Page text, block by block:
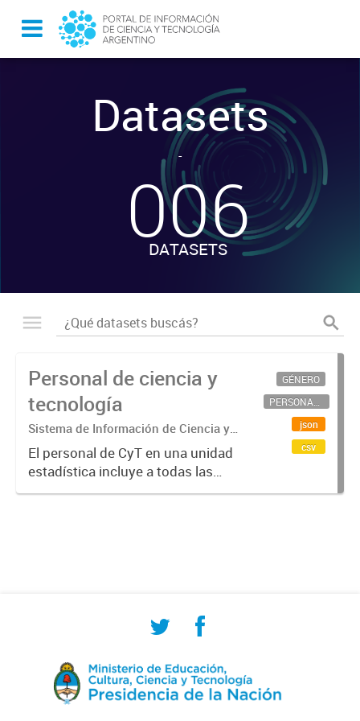
Datasets
-
006
DATASETS
Personal de ciencia y
tecnología
Sistema de Información de Ciencia y
Tecnología Argentino (SICYTAR)
El personal de CyT en una unidad
estadística incluye a todas las
personas involucradas
GÉNERO
PERSONAL CIENTÍFICO-TECNOLÓGICO
json
csv